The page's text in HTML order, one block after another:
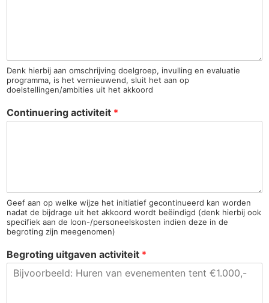
Denk hierbij aan omschrijving doelgroep, invulling en evaluatie
programma, is het vernieuwend, sluit het aan op
doelstellingen/ambities uit het akkoord
Continuering activiteit *
Geef aan op welke wijze het initiatief gecontinueerd kan worden
nadat de bijdrage uit het akkoord wordt beëindigd (denk hierbij ook
specifiek aan de loon-/personeelskosten indien deze in de
begroting zijn meegenomen)
Begroting uitgaven activiteit *